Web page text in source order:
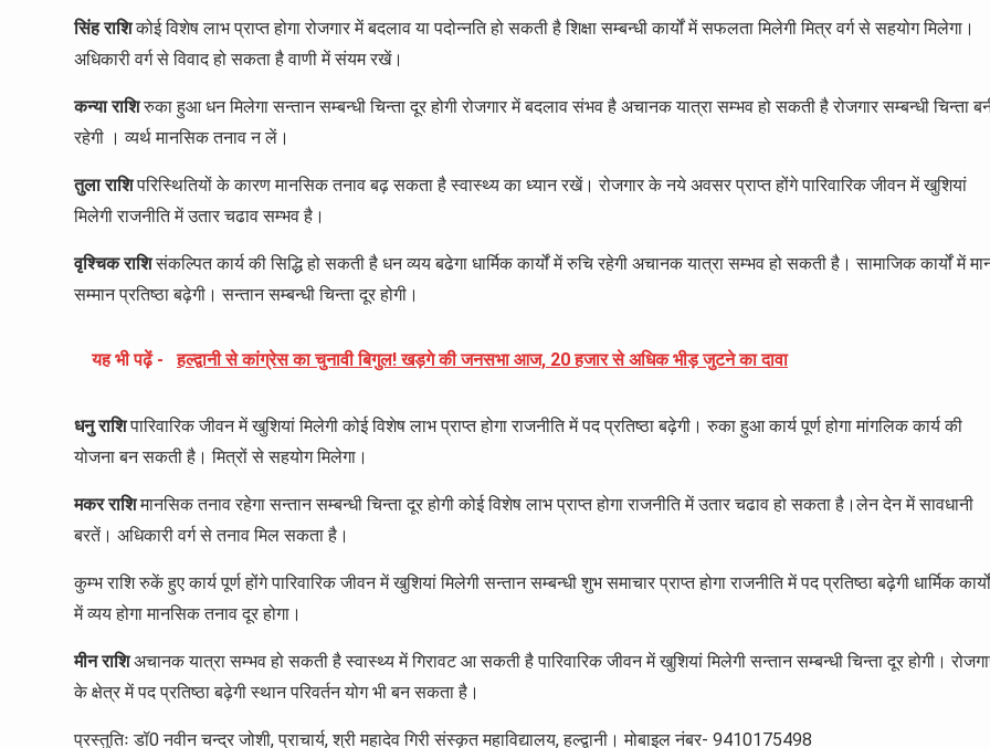
सिंह राशिकोई विशेष लाभ प्राप्त होगा रोजगार में बदलाव या पदोन्नति हो सकती है शिक्षा सम्बन्धी कार्यों में सफलता मिलेगी मित्र वर्ग से सहयोग मिलेगा।
अधिकारी वर्ग से विवाद हो सकता है वाणी में संयम रखें।
कन्या राशिरुका हुआ धन मिलेगा सन्तान सम्बन्धी चिन्ता दूर होगी रोजगार में बदलाव संभव है अचानक यात्रा सम्भव हो सकती है रोजगार सम्बन्धी चिन्ता
रहेगी । व्यर्थ मानसिक तनाव न लें।
तुला राशिपरिस्थितियों के कारण मानसिक तनाव बढ़ सकता है स्वास्थ्य का ध्यान रखें। रोजगार के नये अवसर प्राप्त होंगे पारिवारिक जीवन में खुशियां
मिलेगी राजनीति में उतार चढाव सम्भव है।
वृश्चिक राशिसंकल्पित कार्य की सिद्धि हो सकती है धन व्यय बढेगा धार्मिक कार्यों में रुचि रहेगी अचानक यात्रा सम्भव हो सकती है। सामाजिक कार्यों में
सम्मान प्रतिष्ठा बढ़ेगी। सन्तान सम्बन्धी चिन्ता दूर होगी।
यह भी पढ़ें - हल्द्वानी से कांग्रेस का चुनावी बिगुल! खड़गे की जनसभा आज, 20 हजार से अधिक भीड़ जुटने का दावा
धनु राशिपारिवारिक जीवन में खुशियां मिलेगी कोई विशेष लाभ प्राप्त होगा राजनीति में पद प्रतिष्ठा बढ़ेगी। रुका हुआ कार्य पूर्ण होगा मांगलिक कार्य की
योजना बन सकती है। मित्रों से सहयोग मिलेगा।
मकर राशिमानसिक तनाव रहेगा सन्तान सम्बन्धी चिन्ता दूर होगी कोई विशेष लाभ प्राप्त होगा राजनीति में उतार चढाव हो सकता है।लेन देन में सावधानी
बरतें। अधिकारी वर्ग से तनाव मिल सकता है।
कुम्भ राशि रुकें हुए कार्य पूर्ण होंगे पारिवारिक जीवन में खुशियां मिलेगी सन्तान सम्बन्धी शुभ समाचार प्राप्त होगा राजनीति में पद प्रतिष्ठा बढ़ेगी धार्मिक कार्यों
में व्यय होगा मानसिक तनाव दूर होगा।
मीन राशिअचानक यात्रा सम्भव हो सकती है स्वास्थ्य में गिरावट आ सकती है पारिवारिक जीवन में खुशियां मिलेगी सन्तान सम्बन्धी चिन्ता दूर होगी।
के क्षेत्र में पद प्रतिष्ठा बढ़ेगी स्थान परिवर्तन योग भी बन सकता है।
प्रस्तुतिः डॉ0 नवीन चन्द्र जोशी, प्राचार्य, श्री महादेव गिरी संस्कृत महाविद्यालय, हल्द्वानी। मोबाइल नंबर- 9410175498